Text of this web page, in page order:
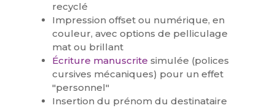
recyclé
Impression offset ou numérique, en
couleur, avec options de pelliculage
mat ou brillant
Écriture manuscrite simulée (polices
cursives mécaniques) pour un effet
"personnel"
Insertion du prénom du destinataire